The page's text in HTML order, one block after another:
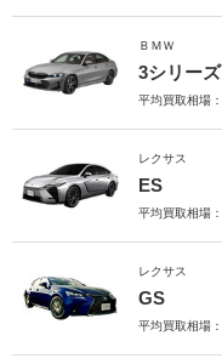
ＢＭＷ
3シリーズ
平均買取相場：
レクサス
ES
平均買取相場：
レクサス
GS
平均買取相場：